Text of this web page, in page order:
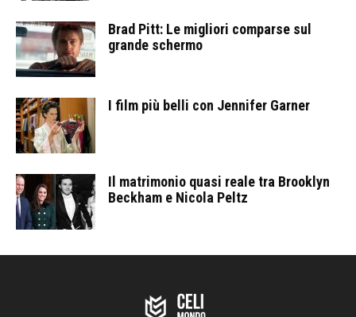
Brad Pitt: Le migliori comparse sul
grande schermo
I film più belli con Jennifer Garner
Il matrimonio quasi reale tra Brooklyn
Beckham e Nicola Peltz